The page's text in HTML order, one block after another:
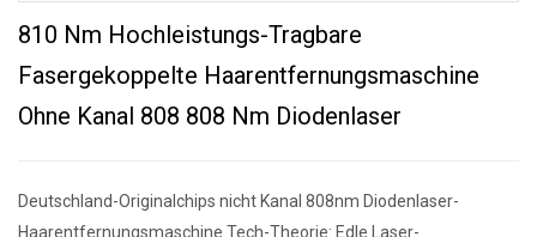
810 Nm Hochleistungs-Tragbare
Fasergekoppelte Haarentfernungsmaschine
Ohne Kanal 808 808 Nm Diodenlaser
Deutschland-Originalchips nicht Kanal 808nm Diodenlaser-
Haarentfernungsmaschine Tech-Theorie: Edle Laser-